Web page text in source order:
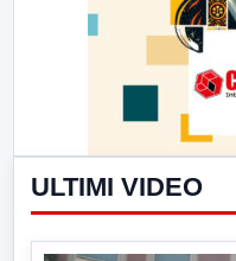
ULTIMI VIDEO